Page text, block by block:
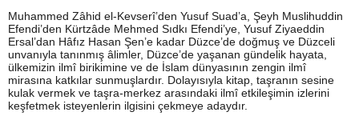
Muhammed Zâhid el-Kevserî’den Yusuf Suad’a, Şeyh Muslihuddin
Efendi’den Kürtzâde Mehmed Sıdkı Efendi’ye, Yusuf Ziyaeddin
Ersal’dan Hâfız Hasan Şen’e kadar Düzce’de doğmuş ve Düzceli
unvanıyla tanınmış âlimler, Düzce’de yaşanan gündelik hayata,
ülkemizin ilmî birikimine ve de İslam dünyasının zengin ilmî
mirasına katkılar sunmuşlardır. Dolayısıyla kitap, taşranın sesine
kulak vermek ve taşra-merkez arasındaki ilmî etkileşimin izlerini
keşfetmek isteyenlerin ilgisini çekmeye adaydır.